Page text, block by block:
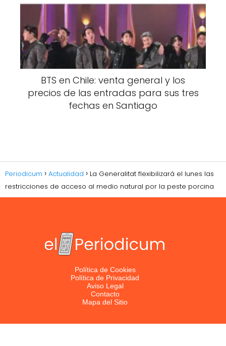
BTS en Chile: venta general y los
precios de las entradas para sus tres
fechas en Santiago
Periodicum Actualidad
La Generalitat flexibilizará el lunes las
restricciones de acceso al medio natural por la peste porcina
Política de Cookies
Política de Privacidad
Aviso Legal
Contacto
Mapa del Sitio